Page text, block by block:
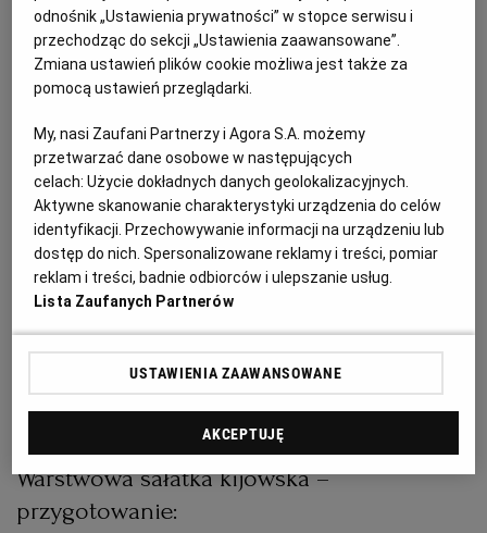
POZNAŃ
RADOM
RYBNIK
RZESZÓW
SOSNOWIEC
SZCZECIN
PODRÓŻE
WIDEO
FORUM
6 jajek
200 g sera gouda
4 łyżki majonezu
2 puszki tuńczyka w sosie własnym
cebula biała lub czerwona
sól
pieprz
Warstwowa sałatka kijowska –
przygotowanie:
odnośnik „Ustawienia prywatności” w stopce serwisu i
przechodząc do sekcji „Ustawienia zaawansowane”.
Zmiana ustawień plików cookie możliwa jest także za
pomocą ustawień przeglądarki.
My, nasi Zaufani Partnerzy i Agora S.A. możemy
przetwarzać dane osobowe w następujących
celach:Użycie dokładnych danych geolokalizacyjnych.
Aktywne skanowanie charakterystyki urządzenia do celów
identyfikacji. Przechowywanie informacji na urządzeniu lub
dostęp do nich. Spersonalizowane reklamy i treści, pomiar
reklam i treści, badnie odbiorców i ulepszanie usług.
Lista Zaufanych Partnerów
USTAWIENIA ZAAWANSOWANE
AKCEPTUJĘ